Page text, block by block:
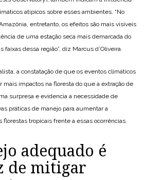
atípicos sobre esses ambientes. “No
entretanto, os efeitos são mais visíveis
de uma estação seca mais demarcada do
faixas dessa região”, diz Marcus d’Oliveira.
a constatação de que os eventos climáticos
mais impactos na floresta do que a extração de
surpresa e evidencia a necessidade de
práticas de manejo para aumentar a
florestas tropicais frente a essas ocorrências.
adequado é
de mitigar